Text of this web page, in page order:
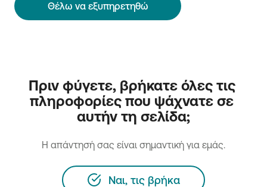
Θέλω να εξυπηρετηθώ
Πριν φύγετε, βρήκατε όλες τις
πληροφορίες που ψάχνατε σε
αυτήν τη σελίδα;
H απάντησή σας είναι σημαντική για εμάς.
Ναι, τις βρήκα